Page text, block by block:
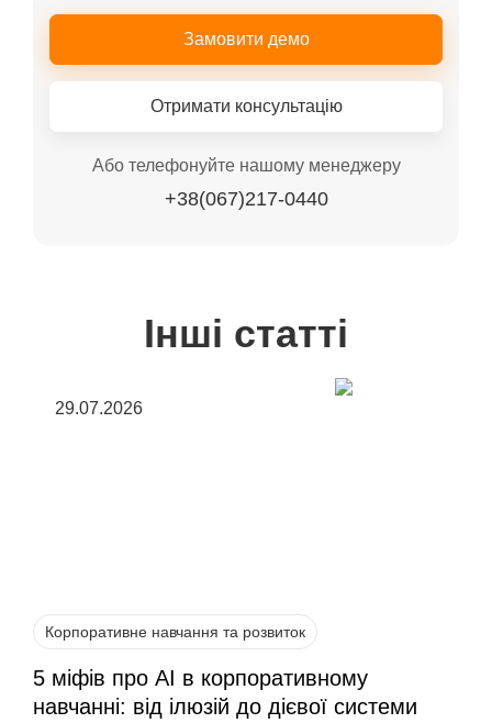
Замовити демо
Отримати консультацію
Або телефонуйте нашому менеджеру
+38(067)217-0440
Інші статті
29.07.2026
Корпоративне навчання та розвиток
5 міфів про AI в корпоративному
навчанні: від ілюзій до дієвої системи